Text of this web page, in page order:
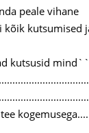
peale vihane
kõik kutsumised
kutsusid